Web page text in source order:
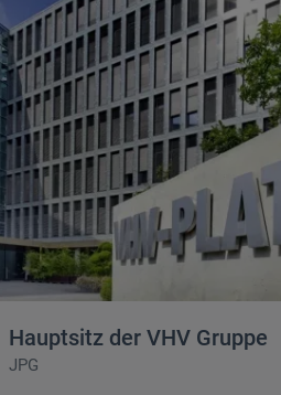
Hauptsitz der VHV Gruppe
JPG